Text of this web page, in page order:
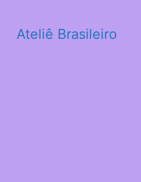
Ateliê Brasileiro